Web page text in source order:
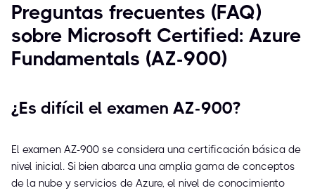
Preguntas frecuentes (FAQ)
sobre Microsoft Certified: Azure
Fundamentals (AZ-900)
¿Es difícil el examen AZ-900?
El examen AZ-900 se considera una certificación básica de
nivel inicial. Si bien abarca una amplia gama de conceptos
de la nube y servicios de Azure, el nivel de conocimiento